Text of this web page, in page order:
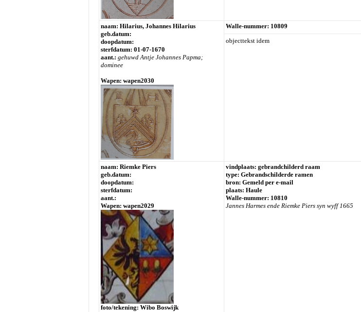
naam: Hilarius, Johannes Hilarius
geb.datum:
doopdatum:
sterfdatum: 01-07-1670
aant.: gehuwd Antje Johannes Papma;
dominee
Wapen: wapen2030
Walle-nummer: 10809
objecttekst idem
naam: Riemke Piers
geb.datum:
doopdatum:
sterfdatum:
aant.:
Wapen: wapen2029
foto/tekening: Wibo Boswijk
vindplaats: gebrandchilderd raam
type: Gebrandschilderde ramen
bron: Gemeld per e-mail
plaats: Haule
Walle-nummer: 10810
Jannes Harmes ende Riemke Piers syn wyff 1665